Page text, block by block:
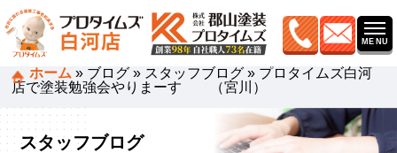
ホーム » ブログ » スタッフブログ » プロタイムズ白河
店で塗装勉強会やりまーす （宮川）
スタッフブログ